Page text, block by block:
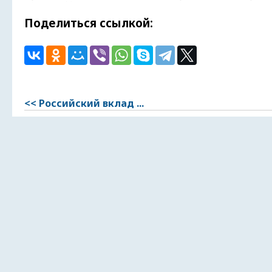
Поделиться ссылкой:
<< Российский вклад ...